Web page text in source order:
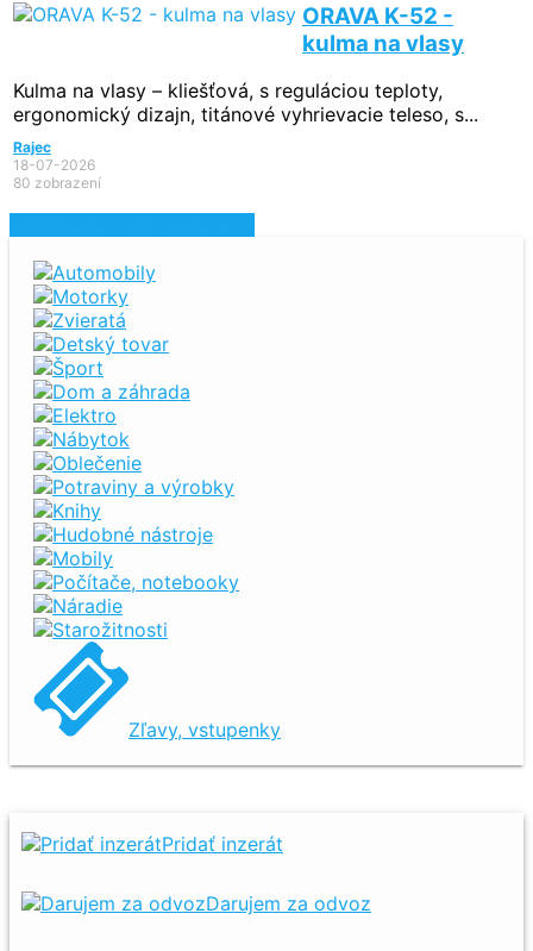
ORAVA K-52 -
kulma na vlasy
Kulma na vlasy – kliešťová, s reguláciou teploty,
ergonomický dizajn, titánové vyhrievacie teleso, s...
Rajec
18-07-2026
80 zobrazení
Automobily
Motorky
Zvieratá
Detský tovar
Šport
Dom a záhrada
Elektro
Nábytok
Oblečenie
Potraviny a výrobky
Knihy
Hudobné nástroje
Mobily
Počítače, notebooky
Náradie
Starožitnosti
Zľavy, vstupenky
Pridať inzerát
Darujem za odvoz